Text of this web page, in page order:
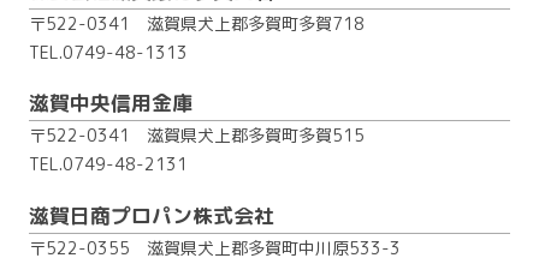
〒522-0341 滋賀県犬上郡多賀町多賀718
TEL.0749-48-1313
滋賀中央信用金庫
〒522-0341 滋賀県犬上郡多賀町多賀515
TEL.0749-48-2131
滋賀日商プロパン株式会社
〒522-0355 滋賀県犬上郡多賀町中川原533-3